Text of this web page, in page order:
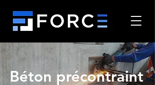
Béton précontraint